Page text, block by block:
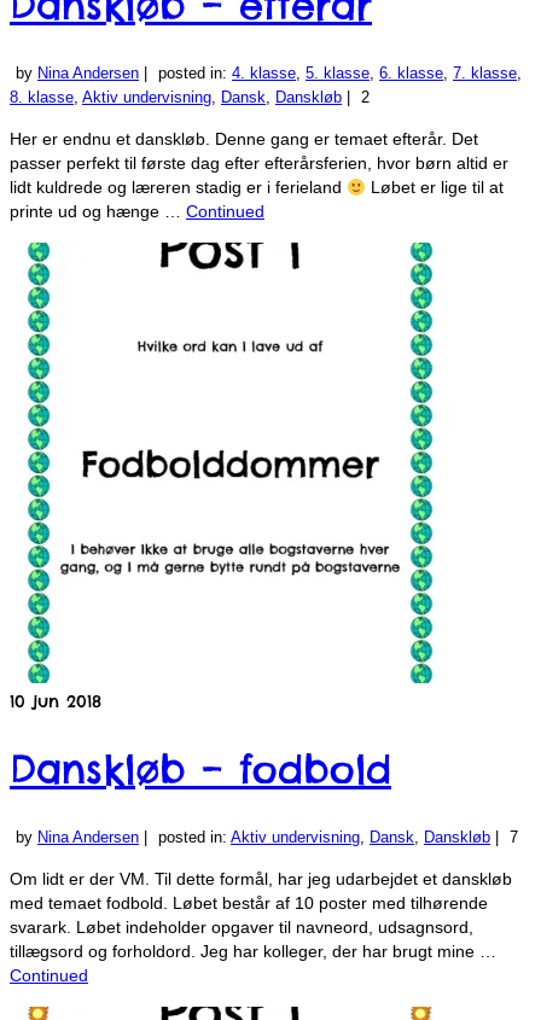
by Nina Andersen posted in: 4. klasse, 5. klasse, 6. klasse, 7. klasse,
8. klasse, Aktiv undervisning, Dansk, Danskløb 2
Her er endnu et danskløb. Denne gang er temaet efterår. Det
passer perfekt til første dag efter efterårsferien, hvor børn altid er
lidt kuldrede og læreren stadig er i ferieland
Løbet er lige til at
printe ud og hænge … Continued
10 jun 2018
Danskløb – fodbold
by Nina Andersen posted in: Aktiv undervisning, Dansk, Danskløb 7
Om lidt er der VM. Til dette formål, har jeg udarbejdet et danskløb
med temaet fodbold. Løbet består af 10 poster med tilhørende
svarark. Løbet indeholder opgaver til navneord, udsagnsord,
tillægsord og forholdord. Jeg har kolleger, der har brugt mine …
Continued